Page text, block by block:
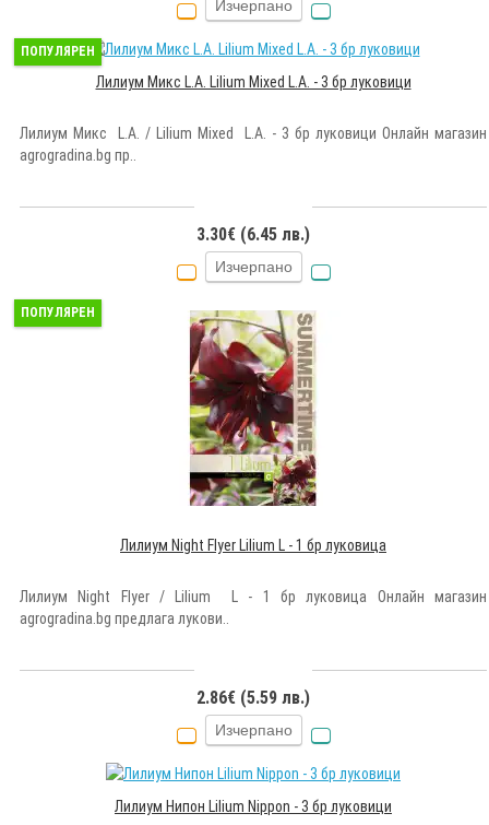
Изчерпано
ПОПУЛЯРЕН
Лилиум Микс L.A. Lilium Mixed L.A. - 3 бр луковици
Лилиум Микс L.A. / Lilium Mixed L.A. - 3 бр луковици Онлайн магазин
agrogradina.bg пр..
3.30€ (6.45 лв.)
Изчерпано
ПОПУЛЯРЕН
Лилиум Night Flyer Lilium L - 1 бр луковица
Лилиум Night Flyer / Lilium L - 1 бр луковица Онлайн магазин
agrogradina.bg предлага лукови..
2.86€ (5.59 лв.)
Изчерпано
Лилиум Нипон Lilium Nippon - 3 бр луковици